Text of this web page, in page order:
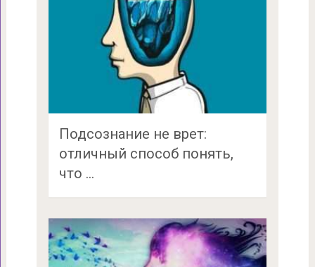
Подсознание не врет:
отличный способ понять,
что …